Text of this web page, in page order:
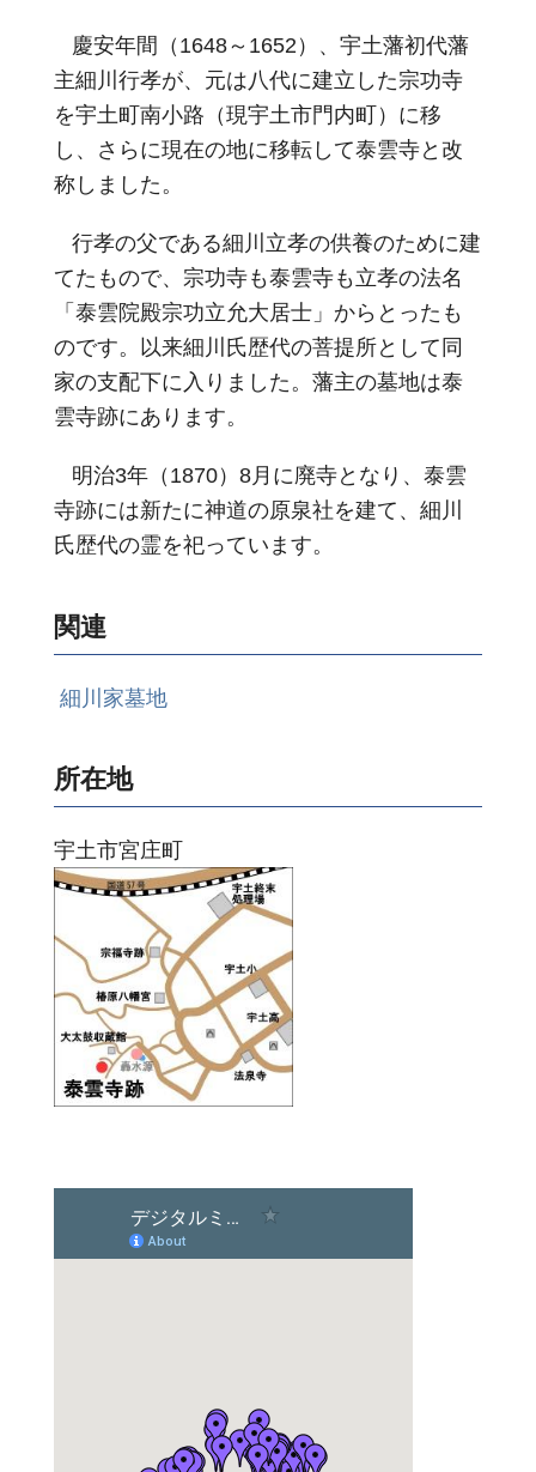
慶安年間（1648～1652）、宇土藩初代藩
主細川行孝が、元は八代に建立した宗功寺
を宇土町南小路（現宇土市門内町）に移
し、さらに現在の地に移転して泰雲寺と改
称しました。
行孝の父である細川立孝の供養のために建
てたもので、宗功寺も泰雲寺も立孝の法名
「泰雲院殿宗功立允大居士」からとったも
のです。以来細川氏歴代の菩提所として同
家の支配下に入りました。藩主の墓地は泰
雲寺跡にあります。
明治3年（1870）8月に廃寺となり、泰雲
寺跡には新たに神道の原泉社を建て、細川
氏歴代の霊を祀っています。
関連
細川家墓地
所在地
宇土市宮庄町